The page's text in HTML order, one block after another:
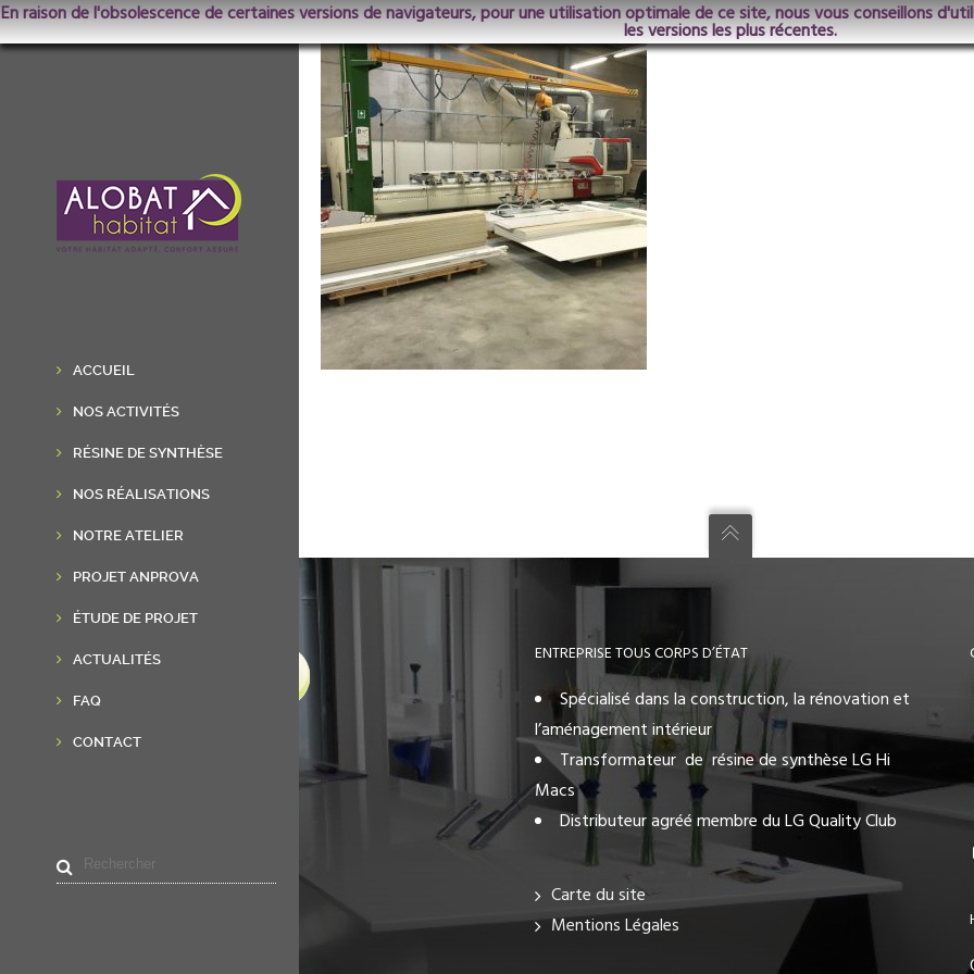
En raison de l'obsolescence de certaines versions de navigateurs, pour une utilisation optimale de ce site, nous vous conseillons
les versions les plus récentes.
ACCUEIL
NOS ACTIVITÉS
RÉSINE DE SYNTHÈSE
NOS RÉALISATIONS
NOTRE ATELIER
PROJET ANPROVA
ÉTUDE DE PROJET
ACTUALITÉS
FAQ
CONTACT
Résine de synthèse
ENTREPRISE TOUS CORPS D’ÉTAT
Spécialisé dans la construction, la rénovation et
l’aménagement intérieur
Transformateur de résine de synthèse LG Hi
Macs
Distributeur agréé membre du LG Quality Club
Carte du site
Mentions Légales